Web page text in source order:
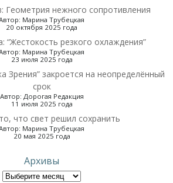
Геометрия нежного сопротивления
Марина Трубецкая
20 октября 2025 года
“Жестокость резкого охлаждения”
Марина Трубецкая
23 июля 2025 года
Зрения” закроется на неопределённый
срок
Автор: Дорогая Редакция
11 июля 2025 года
что свет решил сохранить
Марина Трубецкая
20 мая 2025 года
Архивы